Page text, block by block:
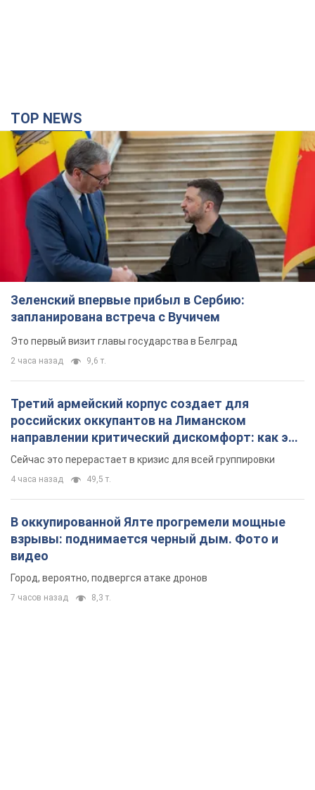
TOP NEWS
Зеленский впервые прибыл в Сербию:
запланирована встреча с Вучичем
Это первый визит главы государства в Белград
2 часа назад 9,6 т.
Третий армейский корпус создает для
российских оккупантов на Лиманском
направлении критический дискомфорт: как это
удалось
Сейчас это перерастает в кризис для всей группировки
4 часа назад 49,5 т.
В оккупированной Ялте прогремели мощные
взрывы: поднимается черный дым. Фото и
видео
Город, вероятно, подвергся атаке дронов
7 часов назад 8,3 т.